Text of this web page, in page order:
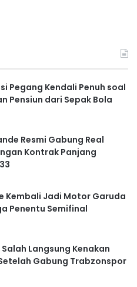
Pegang Kendali Penuh soal
Pensiun dari Sepak Bola
Resmi Gabung Real
Kontrak Panjang
Kembali Jadi Motor Garuda
Penentu Semifinal
Langsung Kenakan
Gabung Trabzonspor